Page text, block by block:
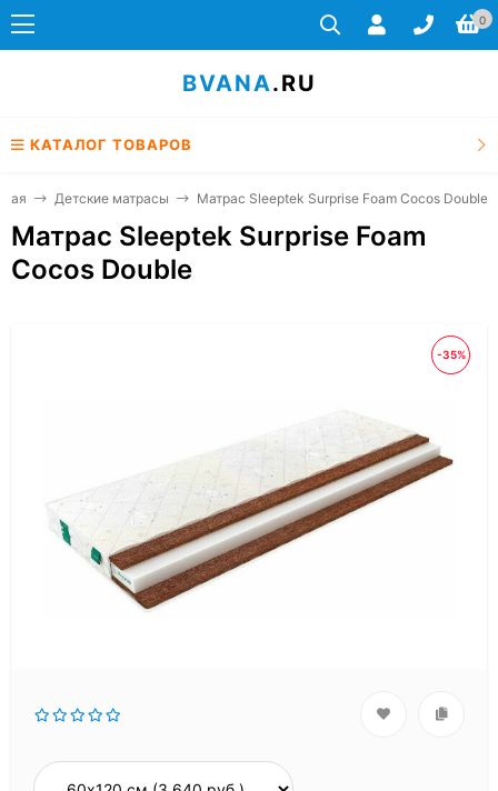
0
BVANA.RU
КАТАЛОГ ТОВАРОВ
Детские матрасы Матрас Sleeptek Surprise Foam Cocos Double
Матрас Sleeptek Surprise Foam
Cocos Double
-35%